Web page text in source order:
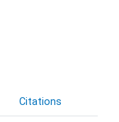
Citations